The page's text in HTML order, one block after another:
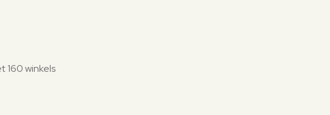
160 winkels